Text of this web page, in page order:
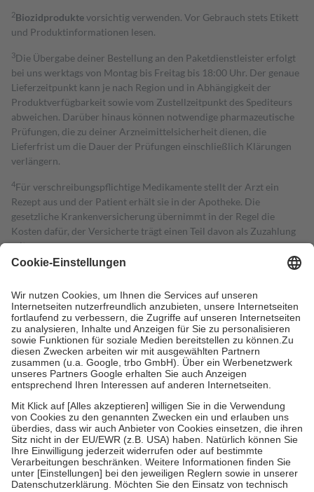
2Biozidproduktevorsichtig verwenden. Vor Gebrauch stets Etikett
und Produktinformationen lesen.
3Die Übergabe deiner Bestellung an den Paketdienstleister erfolgt
bei uns werktags von Montag bis Freitag bis 18:00 Uhr. Der genaue
Lieferzeitpunkt kann je nach Region und in Abhängigkeit der
Produktverfügbarkeit sowie vom Zustellzeitpunkt des Spediteurs
abweichen. Darüber hinaus können notwendige pharmazeutische
Prüfungen, die zu deiner Arzneimittelsicherheit dienen, die
Lieferfrist um die Dauer der Prüfungen einschließlich Klärungen
verlängern.
4Für verschreibungspflichtige Medikamente stellt der Arzt ein
Rezept aus und der Patient erhält sie in der Apotheke. Die
gesetzliche Krankenversicherung übernimmt in der Regel die
Kosten dafür, der Versicherte trägt einen Teil davon als Zuzahlung
mit.
Grundsätzlich leisten Mitglieder Zuzahlungen in Höhe von zehn
höchstens zehn Euro.
Es sind jedoch nie mehr als die tatsächlichen
Kosten der Leistung zu entrichten.
Diese Regeln gelten grundsätzlich auch für Online-Apotheken.
Bei Heilmitteln und häuslicher Krankenpflege beträgt die
Zuzahlung zehn Prozent der Kosten sowie zehn Euro je
Verordnung.
Um das Engagement der Versicherten für ihre eigene Gesundheit zu
stärken und die besondere Stellung der Familie zu unterstützen,
fallenkeine Zuzahlungenan bei:
• Kindern und Jugendlichen bis zum vollendeten 18. Lebensjahr
mit Ausnahme der Fahrkosten
• Untersuchungen zur Vorsorge und Früherkennung, die von der
GKV getragen werden
• empfohlenen Schutzimpfungen